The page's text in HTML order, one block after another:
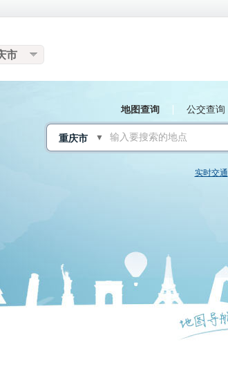
地图查询 公交查询
▼
实时交通